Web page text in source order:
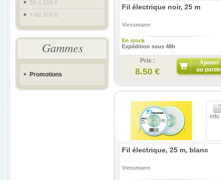
50 à 100 €
+ de 100 €
Gammes
Promotions
Fil électrique noir, 25 m
Viessmann
En stock
Expédition sous 48h
Prix :
8.50 €
Ajouter
au
info
Fil électrique, 25 m, blanc
Viessmann